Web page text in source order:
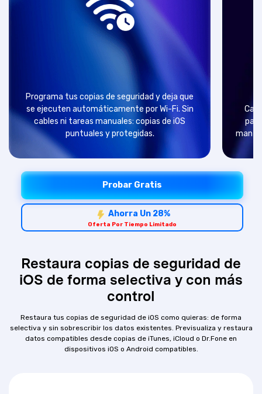
Programa tus copias de seguridad y deja que
se ejecuten automáticamente por Wi-Fi. Sin
cables ni tareas manuales: copias de iOS
puntuales y protegidas.
Probar Gratis
Ahorra Un 28%
Oferta Por Tiempo Limitado
Restaura copias de seguridad de
iOS de forma selectiva y con más
control
Restaura tus copias de seguridad de iOS como quieras: de forma
selectiva y sin sobrescribir los datos existentes. Previsualiza y restaura
datos compatibles desde copias de iTunes, iCloud o Dr.Fone en
dispositivos iOS o Android compatibles.